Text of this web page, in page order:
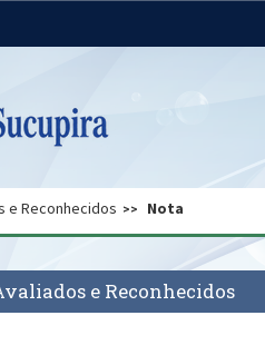
Gabinete de Segurança
e Reconhecidos Nota
e Reconhecidos